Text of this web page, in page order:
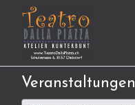
Veranstaltungen